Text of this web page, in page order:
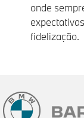
onde
fidelização.